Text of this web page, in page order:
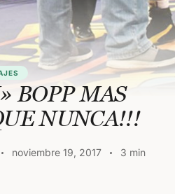
BOPP MAS
NUNCA!!!
noviembre 19, 2017
3 min